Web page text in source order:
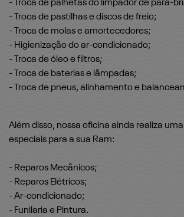
- Troca de palhetas do limpador de para-
- Troca de pastilhas e discos de freio;
- Troca de molas e amortecedores;
- Higienização do ar-condicionado;
- Troca de óleo e filtros;
- Troca de baterias e lâmpadas;
- Troca de pneus, alinhamento e
Além disso, nossa oficina ainda realiza
especiais para a sua Ram:
- Reparos Mecânicos;
- Reparos Elétricos;
- Ar-condicionado;
- Funilaria e Pintura.